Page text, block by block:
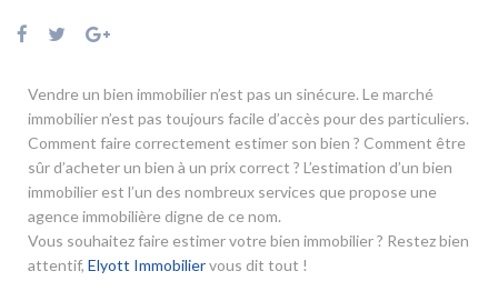
Vendre un bien immobilier n’est pas un sinécure. Le marché
immobilier n’est pas toujours facile d’accès pour des particuliers.
Comment faire correctement estimer son bien ? Comment être
sûr d’acheter un bien à un prix correct ? L’estimation d’un bien
immobilier est l’un des nombreux services que propose une
agence immobilière digne de ce nom.
Vous souhaitez faire estimer votre bien immobilier ? Restez bien
attentif, Elyott Immobiliervous dit tout !